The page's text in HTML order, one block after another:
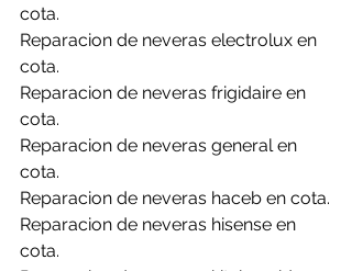
cota.
Reparacion de neveras electrolux en
cota.
Reparacion de neveras frigidaire en
cota.
Reparacion de neveras general en
cota.
Reparacion de neveras haceb en cota.
Reparacion de neveras hisense en
cota.